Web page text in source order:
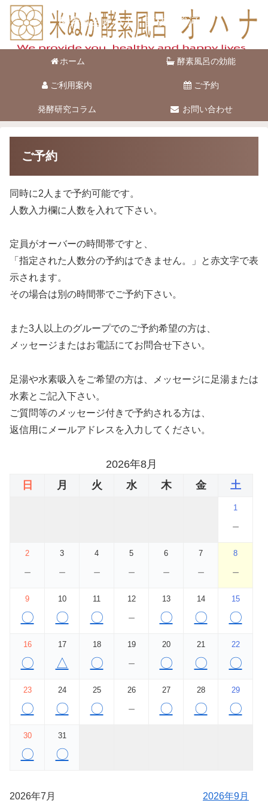
酵素風呂オハナ 藤枝市駿河台
ホーム 酵素風呂の効能
ご利用案内 ご予約
発酵研究コラム お問い合わせ
ご予約
同時に2人まで予約可能です。
人数入力欄に人数を入れて下さい。
定員がオーバーの時間帯ですと、
「指定された人数分の予約はできません。」と赤文字で表
示されます。
その場合は別の時間帯でご予約下さい。
また3人以上のグループでのご予約希望の方は、
メッセージまたはお電話にてお問合せ下さい。
足湯や水素吸入をご希望の方は、メッセージに足湯または
水素とご記入下さい。
ご質問等のメッセージ付きで予約される方は、
返信用にメールアドレスを入力してください。
2026年8月
日
月 火 水 木 金 土
1
－
2
－
3
－
4
－
5
－
6
－
7
－
8
－
9
〇
10
〇
11
〇
12
－
13
〇
14
〇
15
〇
16
〇
17
△
18
〇
19
－
20
〇
21
〇
22
〇
23
〇
24
〇
25
〇
26
－
27
〇
28
〇
29
〇
30
〇
31
〇
2026年7月 2026年9月